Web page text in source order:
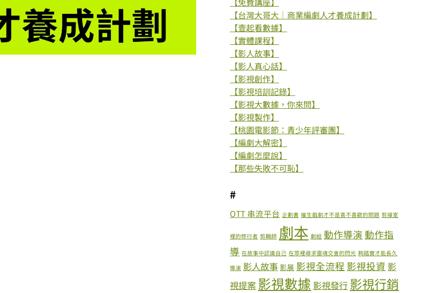
【台灣大哥大｜商業編劇人才養成計劃】
【壹起看數據】
【實體課程】
【影人故事】
【影人真心話】
【影視創作】
【影視培訓記錄】
【影視大數據，你來問】
【影視製作】
【桃園電影節：青少年評審團】
【編劇大解密】
【編劇怎麼說】
【那些失敗不可恥】
#
OTT 串流平台 企劃書 催生戲劇才不是喜不喜歡的問題 剪接室
裡的修行者 剪輯師 劇本 劇組 動作導演動作指
導 在故事中認識自己 在眾裡尋求靈魂交會的閃光 夠踏實才能長久
導演 影人故事 影展 影視全流程 影視投資 影
視提案 影視數據 影視發行 影視行銷